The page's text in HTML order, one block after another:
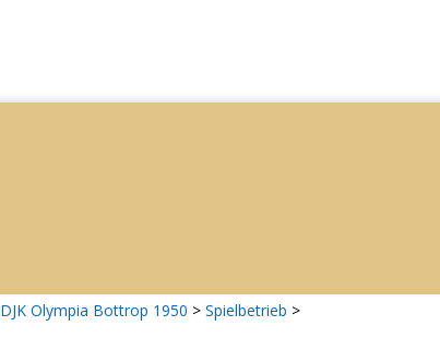
DJK Olympia Bottrop 1950 > Spielbetrieb >